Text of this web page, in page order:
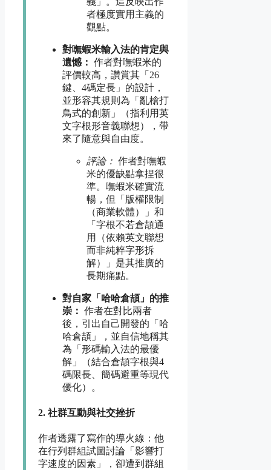
者極度實用主義的
觀點。
對嘸蝦米輸入法的肯定與
遺憾： 作者對嘸蝦米的
評價較高，讚賞其「26
鍵、4碼定長」的設計，
並形容其規則為「亂槍打
鳥式的創新」（指利用英
文字根形音義聯想），帶
來了隨意與自由度。
評論： 作者對嘸蝦
米的優缺點拿捏很
準。嘸蝦米確實流
暢，但「版權限制
（商業軟體）」和
「字根不若倉頡通
用（依賴英文聯想
而非純粹字形拆
解）」是其推廣的
長期痛點。
對自家「哈哈倉頡」的推
崇： 作者在對比兩者
後，引出自己開發的「哈
哈倉頡」，並自信地稱其
為「形碼輸入法的最優
解」（結合倉頡字根與4
碼限長、簡碼避重等現代
優化）。
2. 社群互動與社交挫折
作者透露了寫作的導火線：他
在行列群組試圖討論「影響打
字速度的因素」，卻遭到群組